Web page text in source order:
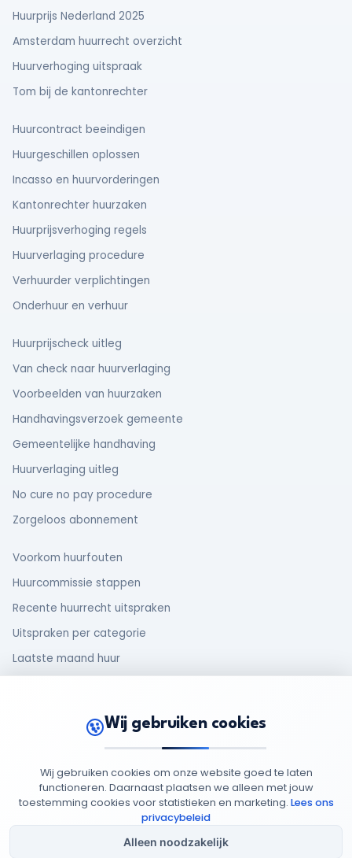
Huurprijs Nederland 2025
Amsterdam huurrecht overzicht
Huurverhoging uitspraak
Tom bij de kantonrechter
Huurcontract beeindigen
Huurgeschillen oplossen
Incasso en huurvorderingen
Kantonrechter huurzaken
Huurprijsverhoging regels
Huurverlaging procedure
Verhuurder verplichtingen
Onderhuur en verhuur
Huurprijscheck uitleg
Van check naar huurverlaging
Voorbeelden van huurzaken
Handhavingsverzoek gemeente
Gemeentelijke handhaving
Huurverlaging uitleg
No cure no pay procedure
Zorgeloos abonnement
Voorkom huurfouten
Huurcommissie stappen
Recente huurrecht uitspraken
Uitspraken per categorie
Laatste maand huur
Rechten van huurders
© 2026 MijnHuurdossierOpgericht 2025-: 95949852
Privacy
Cookie
Beleid
Algemene
Voorwaarden
Cookie
Wij gebruiken cookies
Wij gebruiken cookies om onze website goed te laten
functioneren. Daarnaast plaatsen we alleen met jouw
toestemming cookies voor statistieken en marketing. Lees ons
privacybeleid
Alleen noodzakelijk